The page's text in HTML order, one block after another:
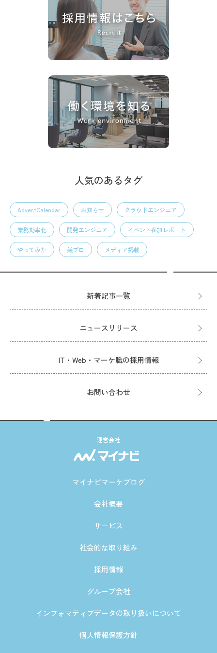
人気のあるタグ
AdventCalendar お知らせ クラウドエンジニア
業務効率化 開発エンジニア イベント参加レポート
やってみた 競プロ メディア掲載
新着記事一覧
ニュースリリース
IT・Web・マーケ職の採用情報
お問い合わせ
運営会社
マイナビマーケブログ
会社概要
サービス
社会的な取り組み
採用情報
グループ会社
インフォマティブデータの取り扱いについて
個人情報保護方針